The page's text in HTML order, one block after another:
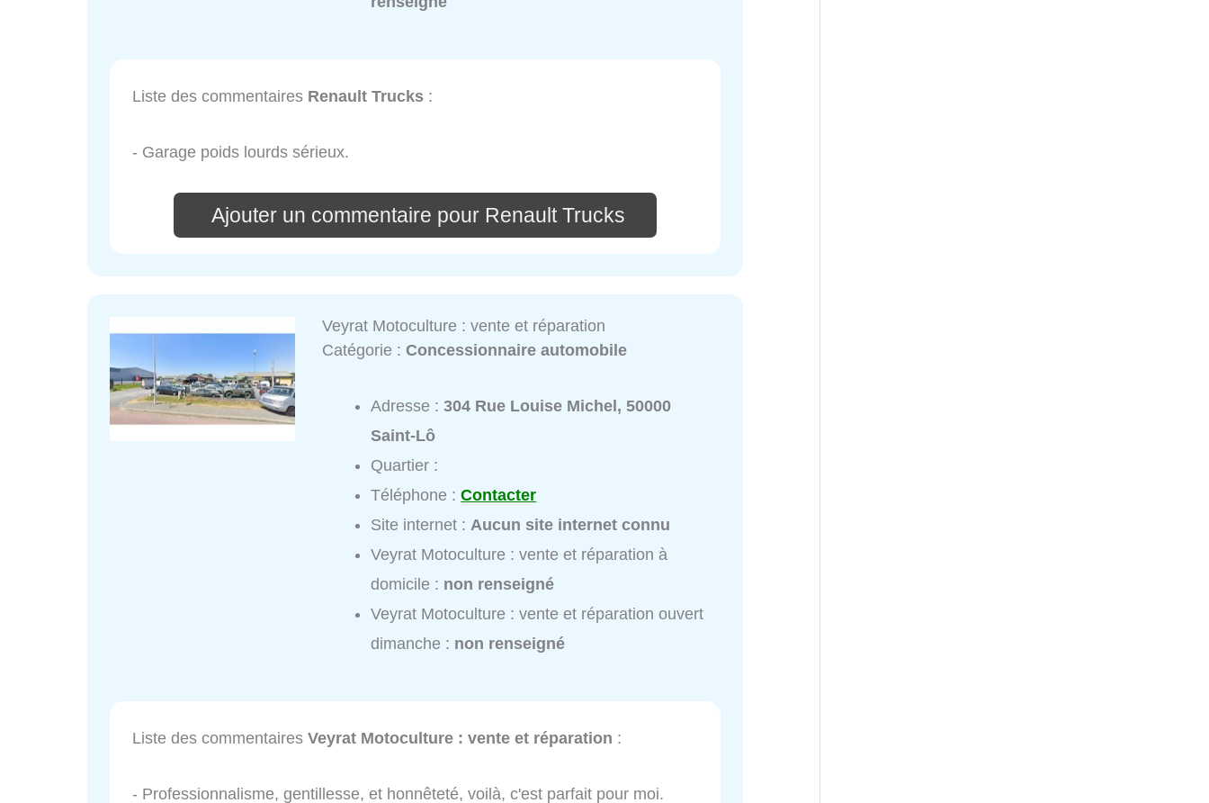
Liste des commentaires Renault Trucks :
- Garage poids lourds sérieux.
Ajouter un commentaire pour Renault Trucks
Veyrat Motoculture : vente et réparation
Catégorie :Concessionnaire automobile
Adresse :304 Rue Louise Michel, 50000
Saint-Lô
Quartier :
Téléphone :Contacter
Site internet : Aucun site internet connu
Veyrat Motoculture : vente et réparation à
domicile : non renseigné
Veyrat Motoculture : vente et réparation ouvert
dimanche : non renseigné
Liste des commentaires Veyrat Motoculture : vente et réparation :
- Professionnalisme, gentillesse, et honnêteté, voilà, c'est parfait pour moi.